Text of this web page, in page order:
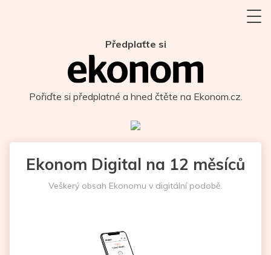
Předplaťte si
Pořiďte si předplatné a hned čtěte na Ekonom.cz.
Ekonom Digital na 12 měsíců
Veškerý obsah Ekonomu v digitální podobě.